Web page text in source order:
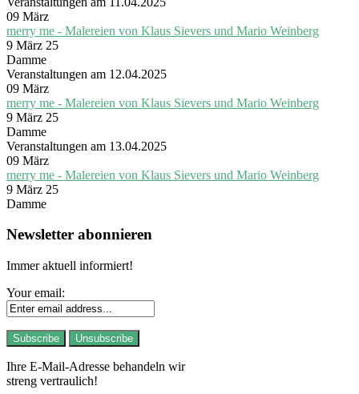
09 März
merry me - Malereien von Klaus Sievers und Mario Weinberg
9 März 25
Damme
Veranstaltungen am 12.04.2025
09 März
merry me - Malereien von Klaus Sievers und Mario Weinberg
9 März 25
Damme
Veranstaltungen am 13.04.2025
09 März
merry me - Malereien von Klaus Sievers und Mario Weinberg
9 März 25
Damme
Newsletter abonnieren
Immer aktuell informiert!
Your email:
Ihre E-Mail-Adresse behandeln wir
streng vertraulich!